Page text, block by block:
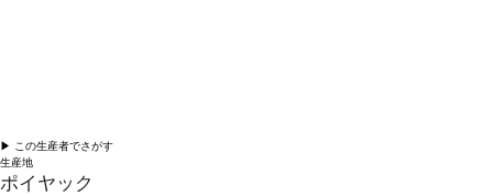
▶︎ この生産者でさがす
生産地
ポイヤック